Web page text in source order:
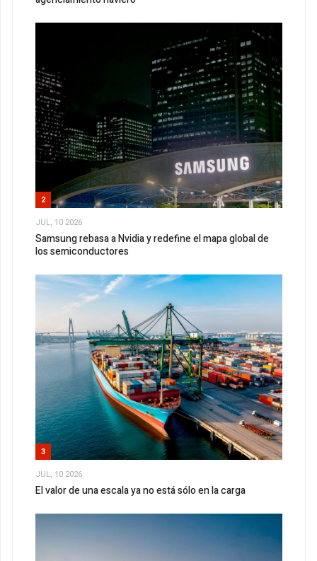
2
JUL, 10 2026
Samsung rebasa a Nvidia y redefine el mapa global de
los semiconductores
3
JUL, 10 2026
El valor de una escala ya no está sólo en la carga